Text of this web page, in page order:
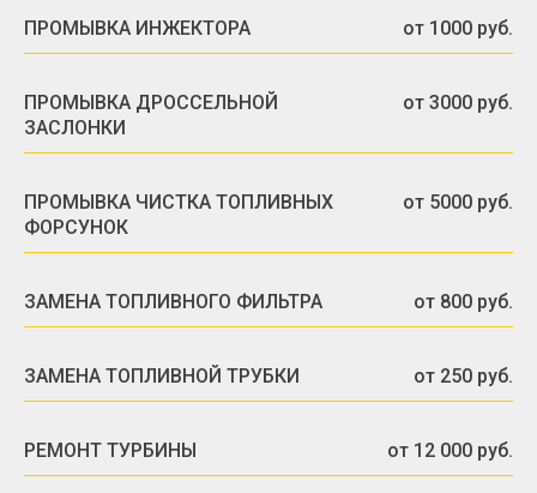
ПРОМЫВКА ИНЖЕКТОРА от 1000 руб.
ПРОМЫВКА ДРОССЕЛЬНОЙ
ЗАСЛОНКИ
от 3000 руб.
ПРОМЫВКА ЧИСТКА ТОПЛИВНЫХ
ФОРСУНОК
от 5000 руб.
ЗАМЕНА ТОПЛИВНОГО ФИЛЬТРА от 800 руб.
ЗАМЕНА ТОПЛИВНОЙ ТРУБКИ от 250 руб.
РЕМОНТ ТУРБИНЫ от 12 000 руб.